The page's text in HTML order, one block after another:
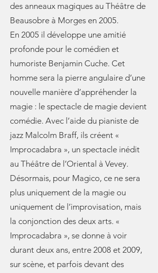
des anneaux magiques au Théâtre de
Beausobre à Morges en 2005.
En 2005 il développe une amitié
profonde pour le comédien et
humoriste Benjamin Cuche. Cet
homme sera la pierre angulaire d’une
nouvelle manière d’appréhender la
magie : le spectacle de magie devient
comédie. Avec l’aide du pianiste de
jazz Malcolm Braff, ils créent «
Improcadabra », un spectacle inédit
au Théâtre de l’Oriental à Vevey.
Désormais, pour Magico, ce ne sera
plus uniquement de la magie ou
uniquement de l’improvisation, mais
la conjonction des deux arts. «
Improcadabra », se donne à voir
durant deux ans, entre 2008 et 2009,
sur scène, et parfois devant des